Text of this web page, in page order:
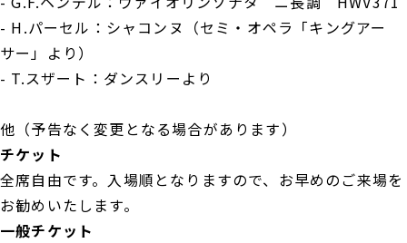
- H.パーセル：シャコンヌ（セミ・オペラ「キングアー
サー」より）
- T.スザート：ダンスリーより
他（予告なく変更となる場合があります）
チケット
全席自由です。入場順となりますので、お早めのご来場を
お勧めいたします。
一般チケット